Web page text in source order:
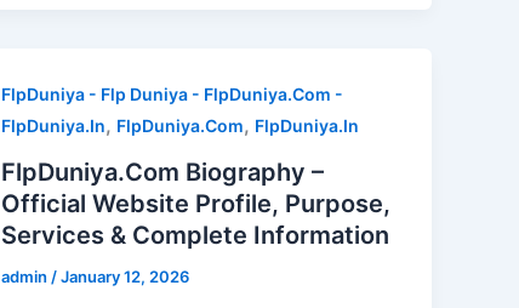
FlpDuniya - Flp Duniya - FlpDuniya.Com -
FlpDuniya.In, FlpDuniya.Com, FlpDuniya.In
FlpDuniya.Com Biography –
Official Website Profile, Purpose,
Services & Complete Information
admin /January 12, 2026